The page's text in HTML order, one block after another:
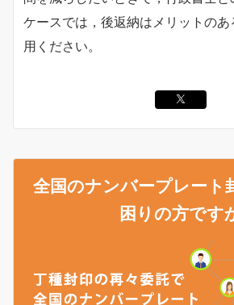
ケースでは，後返納はメリットの
用ください。
全国のナンバープレート
困りの方です